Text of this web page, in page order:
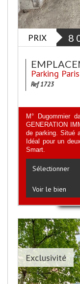
PRIX 8
Parking
Ref 1723
M° Dugommier
GENERATION
de parking. Situé
Idéal pour un
Smart.
Sélectionner
Voir le bien
Exclusivité